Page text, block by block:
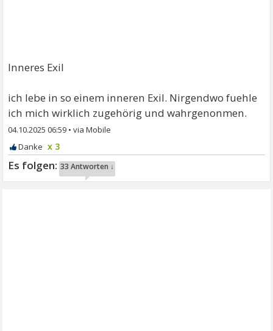
Inneres Exil
ich lebe in so einem inneren Exil. Nirgendwo fuehle
ich mich wirklich zugehörig und wahrgenonmen.
04.10.2025 06:59 •
x 3
33 Antworten ↓